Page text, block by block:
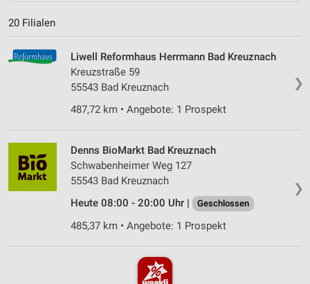
20 Filialen
❯
Liwell Reformhaus Herrmann Bad Kreuznach
Kreuzstraße 59
55543 Bad Kreuznach
487,72 km • Angebote: 1 Prospekt
❯
Denns BioMarkt Bad Kreuznach
Schwabenheimer Weg 127
55543 Bad Kreuznach
Heute 08:00 - 20:00 Uhr |
Geschlossen
485,37 km • Angebote: 1 Prospekt